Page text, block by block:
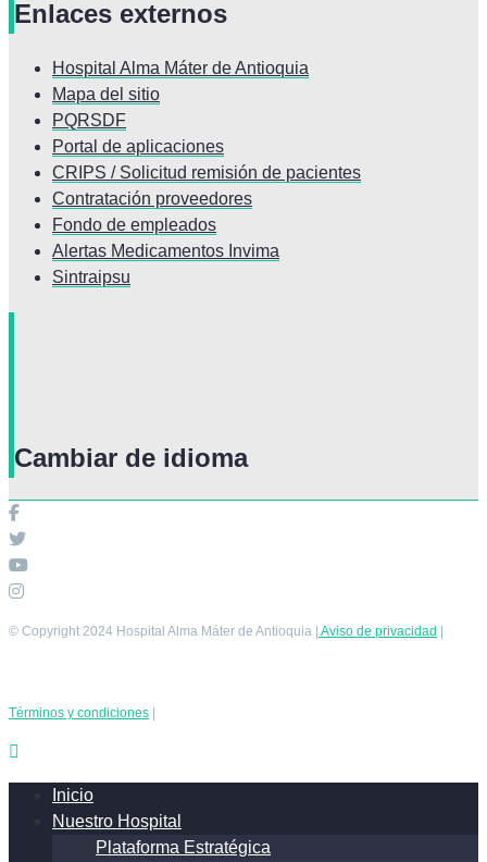
Enlaces externos
Hospital Alma Máter de Antioquia
Mapa del sitio
PQRSDF
Portal de aplicaciones
CRIPS / Solicitud remisión de pacientes
Contratación proveedores
Fondo de empleados
Alertas Medicamentos Invima
Sintraipsu
Cambiar de idioma
© Copyright 2024 Hospital Alma Máter de Antioquia | Aviso de privacidad
Términos y condiciones |
Inicio
Nuestro Hospital
Plataforma Estratégica